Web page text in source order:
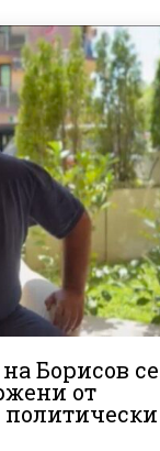
Борисов се
от
политически